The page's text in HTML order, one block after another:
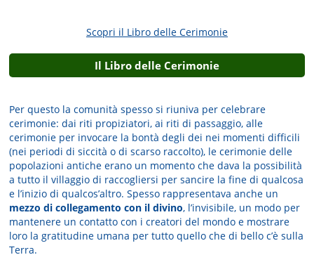
Scopri il Libro delle Cerimonie
Il Libro delle Cerimonie
Per questo la comunità spesso si riuniva per celebrare
cerimonie: dai riti propiziatori, ai riti di passaggio, alle
cerimonie per invocare la bontà degli dei nei momenti difficili
(nei periodi di siccità o di scarso raccolto), le cerimonie delle
popolazioni antiche erano un momento che dava la possibilità
a tutto il villaggio di raccogliersi per sancire la fine di qualcosa
e l’inizio di qualcos’altro. Spesso rappresentava anche un
mezzo di collegamento con il divino, l’invisibile, un modo per
mantenere un contatto con i creatori del mondo e mostrare
loro la gratitudine umana per tutto quello che di bello c’è sulla
Terra.